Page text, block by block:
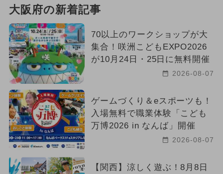
大阪府の新着記事
70以上のワークショップが大
集合！咲洲こどもEXPO2026
が10月24日・25日に無料開催
2026-08-07
ゲームづくり＆eスポーツも！
入場無料で職業体験「こども
万博2026 in なんば」開催
2026-08-07
【関西】涼しく遊ぶ！8月8日